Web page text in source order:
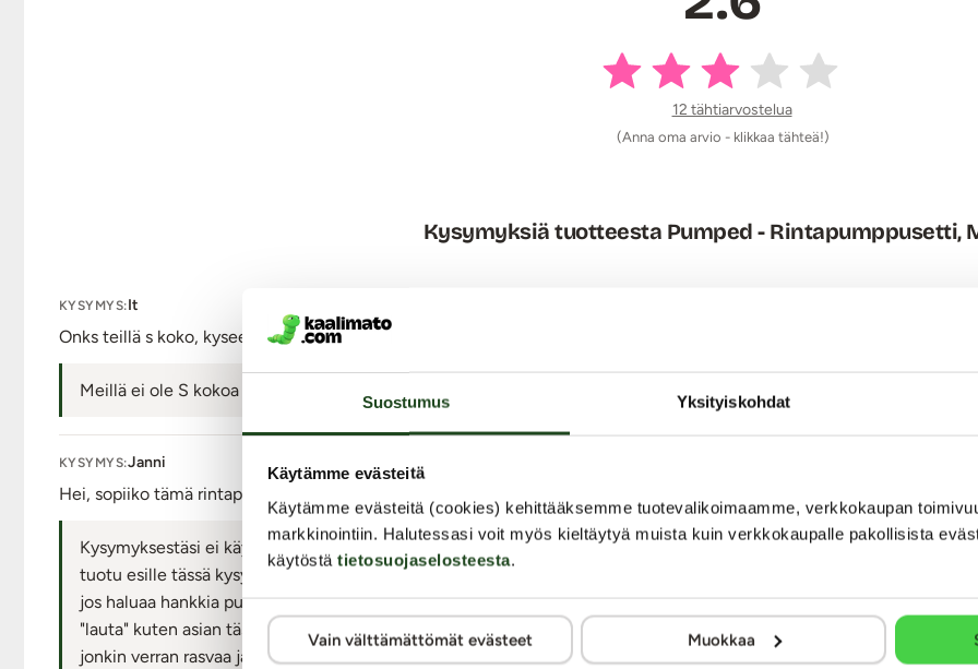
Suostumus Yksityiskohdat
Käytämme evästeitä
Käytämme evästeitä (cookies) kehittääksemme tuotevalikoimaamme, verkkokaupan
markkinointiin. Halutessasi voit myös kieltäytyä muista kuin verkkokaupalle pakollisista
käytöstä tietosuojaselosteesta.
Vain välttämättömät evästeet Muokkaa
12 tähtiarvostelua
(Anna oma arvio - klikkaa tähteä!)
Kysymyksiä tuotteesta Pumped - Rintapumppusetti,
KYSYMYS:It
Onks teillä s koko, kyseessä pieni kokoinen rinta
Meillä ei ole S kokoa valikoimassa.
KYSYMYS:Janni
Hei, sopiiko tämä rintapumppu myös transnaiselle jolla ei ole vielä yhtään omaa rintakudosta? Olen vielä täysin lauta.
Kysymyksestäsi ei käy ilmi, onko taustalla ollut ajatuksena suurentaa rintoja vai onko pumppu ajateltu vain
tuotu esille tässä kysymyksessä, vastaus on seuraavanlainen: rintoja ei pysty suurentamaan rintapumpulla (vaan
jos haluaa hankkia pumpun seksuaaliseen nautintoon ja rintojen hetkelliseen turvottamiseen tms. niin sitten
"lauta" kuten asian tässä ilmaisit, rintapumpun sylinteri ei ehkä "istu" optimaalisesti, sillä pumpun sisään pitää saada
jonkin verran rasvaa ja muotoa.